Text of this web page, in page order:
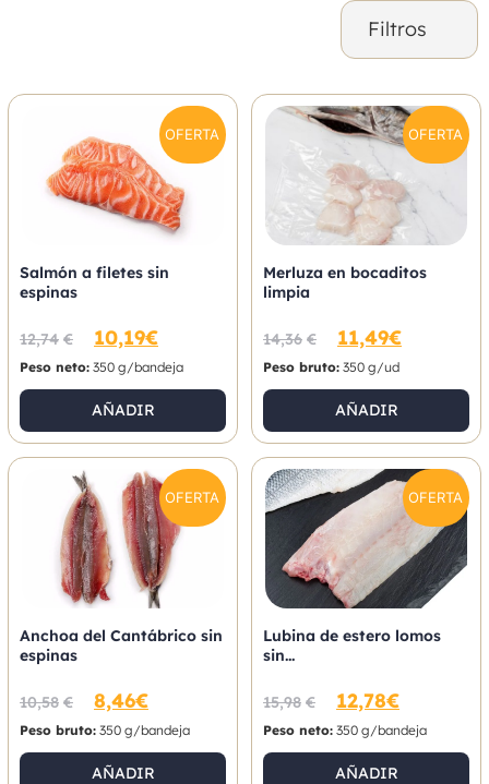
Filtros
OFERTA
Salmón a filetes sin
espinas
12,74 € 10,19€
Peso neto: 350 g/bandeja
AÑADIR
OFERTA
Merluza en bocaditos
limpia
14,36 € 11,49€
Peso bruto: 350 g/ud
AÑADIR
OFERTA
Anchoa del Cantábrico sin
espinas
10,58 € 8,46€
Peso bruto: 350 g/bandeja
AÑADIR
OFERTA
Lubina de estero lomos
sin...
15,98 € 12,78€
Peso neto: 350 g/bandeja
AÑADIR